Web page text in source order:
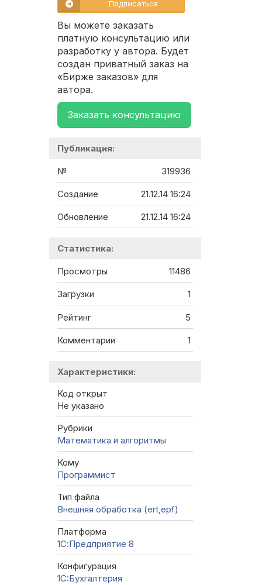
Подписаться
Вы можете заказать
платную консультацию или
разработку у автора. Будет
создан приватный заказ на
«Бирже заказов» для
автора.
Заказать консультацию
Публикация:
№ 319936
Создание 21.12.14 16:24
Обновление 21.12.14 16:24
Статистика:
Просмотры 11486
Загрузки 1
Рейтинг 5
Комментарии 1
Характеристики:
Код открыт
Не указано
Рубрики
Математика и алгоритмы
Кому
Программист
Тип файла
Внешняя обработка (ert,epf)
Платформа
1С:Предприятие 8
Конфигурация
1C:Бухгалтерия